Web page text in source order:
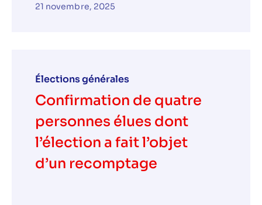
21 novembre, 2025
Élections générales
Confirmation de quatre
personnes élues dont
l’élection a fait l’objet
d’un recomptage